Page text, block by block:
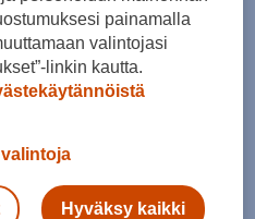
arkipäivää.
painamalla
valintojasi
linkin kautta.
Hyväksy kaikki